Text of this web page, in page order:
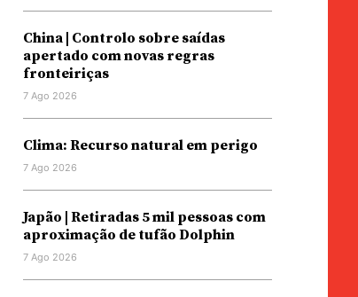
China | Controlo sobre saídas
apertado com novas regras
fronteiriças
7 Ago 2026
Clima: Recurso natural em perigo
7 Ago 2026
Japão | Retiradas 5 mil pessoas com
aproximação de tufão Dolphin
7 Ago 2026